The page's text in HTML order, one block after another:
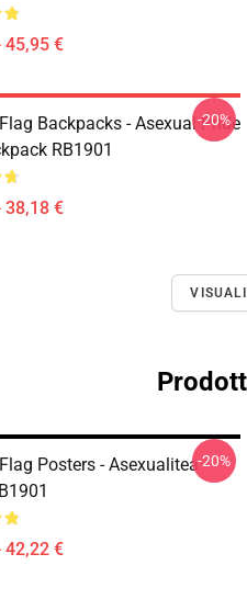
45,95 €
Backpacks - Asexual Pride
RB1901
38,18 €
-20%
Posters - Asexualitea
42,22 €
-20%